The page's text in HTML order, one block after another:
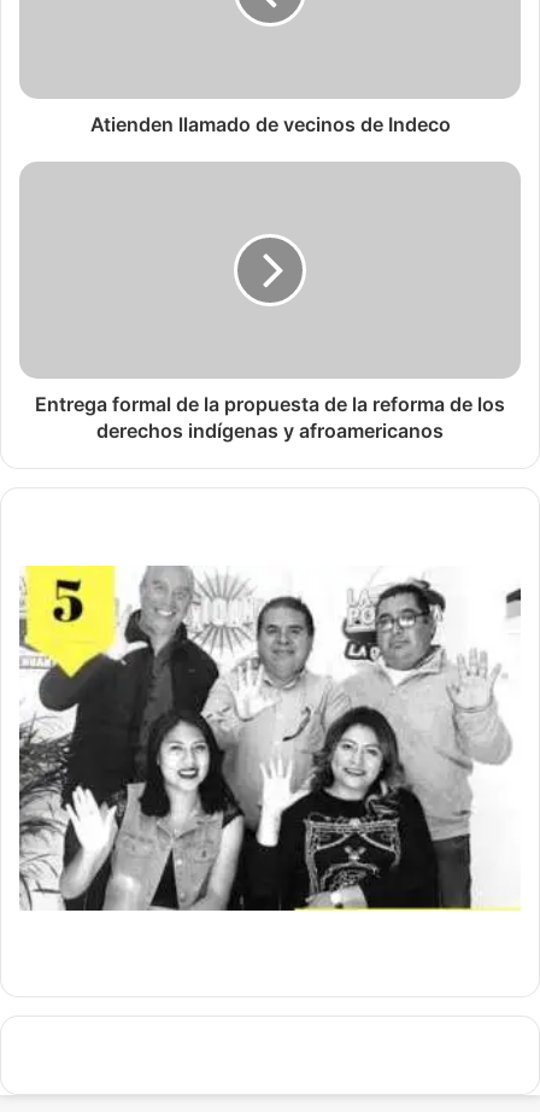
Atienden llamado de vecinos de Indeco
Entrega formal de la propuesta de la reforma de los
derechos indígenas y afroamericanos